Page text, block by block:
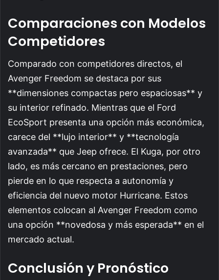
Comparaciones con Modelos
Competidores
Comparado con competidores directos, el
Avenger Freedom se destaca por sus
**dimensiones compactas pero espaciosas** y
su interior refinado. Mientras que el Ford
EcoSport presenta una opción más económica,
carece del **lujo interior** y **tecnología
avanzada** que Jeep ofrece. El Kuga, por otro
lado, es más cercano en prestaciones, pero
pierde en lo que respecta a autonomía y
eficiencia del nuevo motor Hurricane. Estos
elementos colocan al Avenger Freedom como
una opción **novedosa y más esperada** en el
mercado actual.
Conclusión y Pronóstico